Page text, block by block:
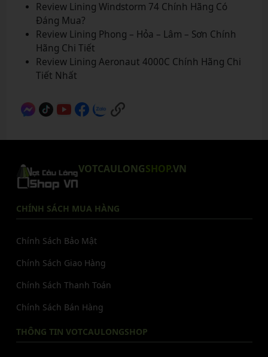
Review Lining Windstorm 74 Chính Hãng Có
Đáng Mua?
Review Lining Phong – Hỏa – Lâm – Sơn Chính
Hãng Chi Tiết
Review Lining Aeronaut 4000C Chính Hãng Chi
Tiết Nhất
VOTCAULONGSHOP.VN
CHÍNH SÁCH MUA HÀNG
Chính Sách Bảo Mật
Chính Sách Giao Hàng
Chính Sách Thanh Toán
Chính Sách Bán Hàng
THÔNG TIN VOTCAULONGSHOP